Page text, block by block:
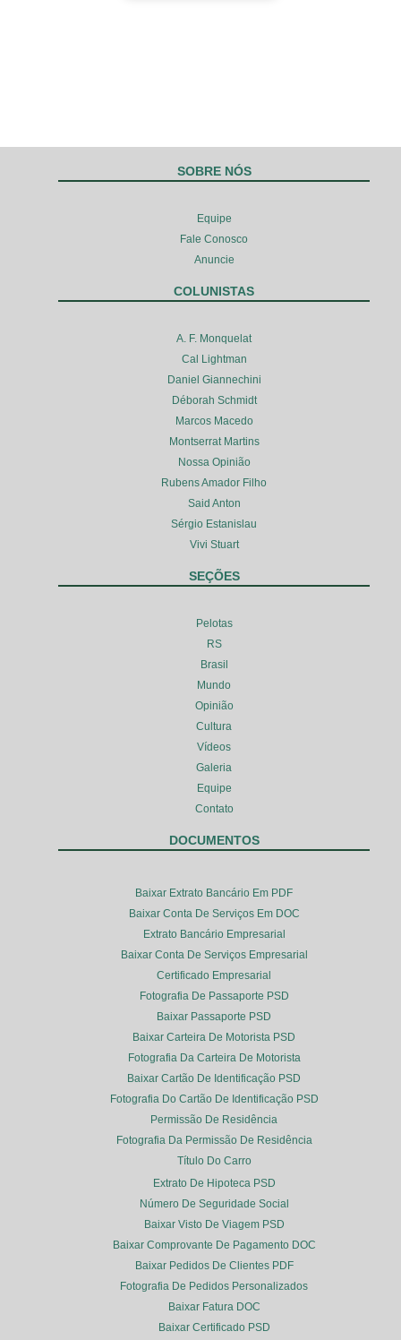
SOBRE NÓS
Equipe
Fale Conosco
Anuncie
COLUNISTAS
A. F. Monquelat
Cal Lightman
Daniel Giannechini
Déborah Schmidt
Marcos Macedo
Montserrat Martins
Nossa Opinião
Rubens Amador Filho
Said Anton
Sérgio Estanislau
Vivi Stuart
SEÇÕES
Pelotas
RS
Brasil
Mundo
Opinião
Cultura
Vídeos
Galeria
Equipe
Contato
DOCUMENTOS
Baixar Extrato Bancário Em PDF
Baixar Conta De Serviços Em DOC
Extrato Bancário Empresarial
Baixar Conta De Serviços Empresarial
Certificado Empresarial
Fotografia De Passaporte PSD
Baixar Passaporte PSD
Baixar Carteira De Motorista PSD
Fotografia Da Carteira De Motorista
Baixar Cartão De Identificação PSD
Fotografia Do Cartão De Identificação PSD
Permissão De Residência
Fotografia Da Permissão De Residência
Título Do Carro
Extrato De Hipoteca PSD
Número De Seguridade Social
Baixar Visto De Viagem PSD
Baixar Comprovante De Pagamento DOC
Baixar Pedidos De Clientes PDF
Fotografia De Pedidos Personalizados
Baixar Fatura DOC
Baixar Certificado PSD